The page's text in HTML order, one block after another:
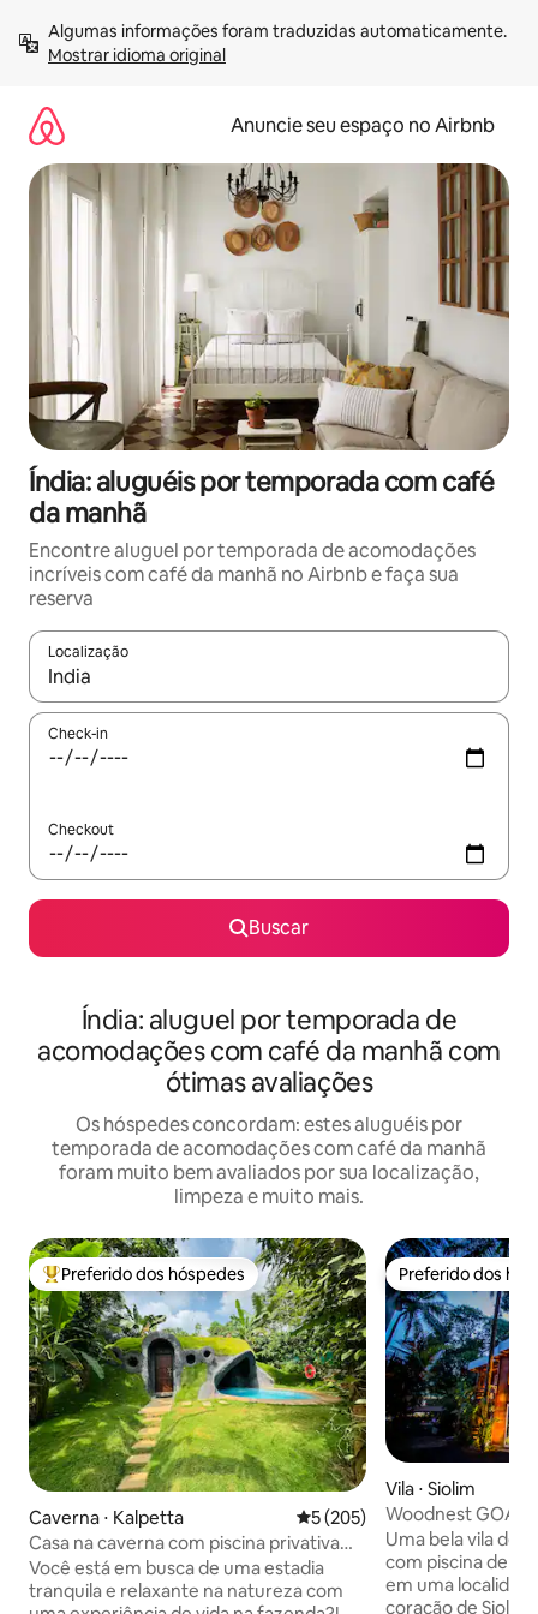
para
Mostrar idioma original
Anuncie seu espaço no Airbnb
Índia: aluguéis por temporada com café
da manhã
Encontre aluguel por temporada de acomodações
incríveis com café da manhã no Airbnb e faça sua
reserva
Localização
Quando os resultados estiverem disponíveis, explore-os
Check-in
Checkout
Buscar
Índia: aluguel por temporada de
acomodações com café da manhã com
ótimas avaliações
Os hóspedes concordam: estes aluguéis por
temporada de acomodações com café da manhã
foram muito bem avaliados por sua localização,
limpeza e muito mais.
Entre os melhores preferidos dos hóspedes
Preferido dos hóspedes
Caverna ⋅ Kalpetta 5 de uma avaliação média de
5 (205)
Casa na caverna com piscina privativa
por Rivertree FarmStay
Você está em busca de uma estadia
tranquila e relaxante na natureza com
Preferido dos
Preferido dos
Vila ⋅ Siolim
Woodnest GOA
hidromassagem
Uma bela vila de
com piscina de
em uma
coração de